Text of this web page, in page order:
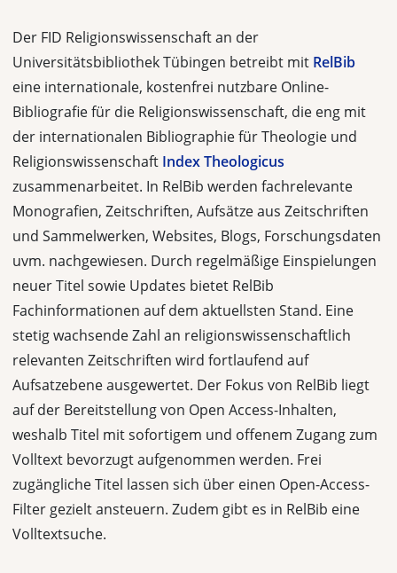
Der FID Religionswissenschaft an der
Universitätsbibliothek Tübingen betreibt mit RelBib
eine internationale, kostenfrei nutzbare Online-
Bibliografie für die Religionswissenschaft, die eng mit
der internationalen Bibliographie für Theologie und
Religionswissenschaft Index Theologicus
zusammenarbeitet. In RelBib werden fachrelevante
Monografien, Zeitschriften, Aufsätze aus Zeitschriften
und Sammelwerken, Websites, Blogs, Forschungsdaten
uvm. nachgewiesen. Durch regelmäßige Einspielungen
neuer Titel sowie Updates bietet RelBib
Fachinformationen auf dem aktuellsten Stand. Eine
stetig wachsende Zahl an religionswissenschaftlich
relevanten Zeitschriften wird fortlaufend auf
Aufsatzebene ausgewertet. Der Fokus von RelBib liegt
auf der Bereitstellung von Open Access-Inhalten,
weshalb Titel mit sofortigem und offenem Zugang zum
Volltext bevorzugt aufgenommen werden. Frei
zugängliche Titel lassen sich über einen Open-Access-
Filter gezielt ansteuern. Zudem gibt es in RelBib eine
Volltextsuche.